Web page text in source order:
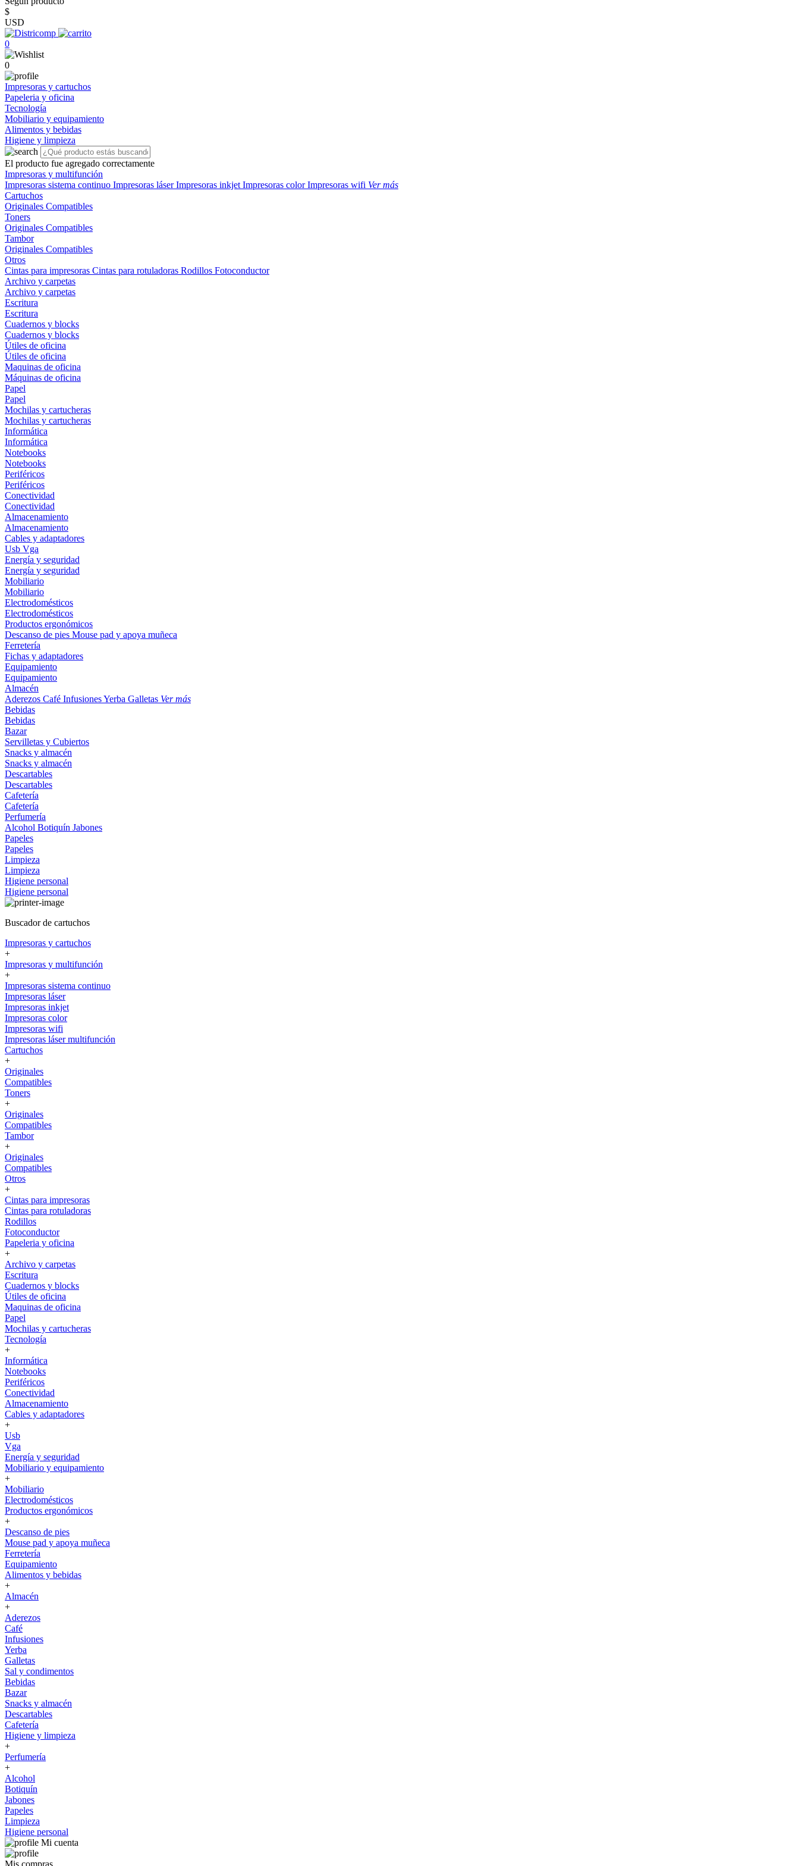
$
USD
0
0
Impresoras y cartuchos
Papeleria y oficina
Tecnología
Mobiliario y equipamiento
Alimentos y bebidas
Higiene y limpieza
El producto fue agregado correctamente
Impresoras y multifunción
Impresoras sistema continuo Impresoras láserImpresoras inkjet Impresoras colorImpresoras wifi Ver más
Cartuchos
Originales Compatibles
Toners
Originales Compatibles
Tambor
Originales Compatibles
Otros
Cintas para impresoras Cintas para rotuladoras Rodillos Fotoconductor
Archivo y carpetas
Archivo y carpetas
Escritura
Escritura
Cuadernos y blocks
Cuadernos y blocks
Útiles de oficina
Útiles de oficina
Maquinas de oficina
Máquinas de oficina
Papel
Papel
Mochilas y cartucheras
Mochilas y cartucheras
Informática
Informática
Notebooks
Notebooks
Periféricos
Periféricos
Conectividad
Conectividad
Almacenamiento
Almacenamiento
Cables y adaptadores
Usb Vga
Energía y seguridad
Energía y seguridad
Mobiliario
Mobiliario
Electrodomésticos
Electrodomésticos
Productos ergonómicos
Descanso de pies Mouse pad y apoya muñeca
Ferretería
Fichas y adaptadores
Equipamiento
Equipamiento
Almacén
Aderezos Café InfusionesYerba Galletas Ver más
Bebidas
Bebidas
Bazar
Servilletas y Cubiertos
Snacks y almacén
Snacks y almacén
Descartables
Descartables
Cafetería
Cafetería
Perfumería
Alcohol Botiquín Jabones
Papeles
Papeles
Limpieza
Limpieza
Higiene personal
Higiene personal
Buscador de cartuchos
Impresoras y cartuchos
+
Impresoras y multifunción
+
Impresoras sistema continuo
Impresoras láser
Impresoras inkjet
Impresoras color
Impresoras wifi
Impresoras láser multifunción
Cartuchos
+
Originales
Compatibles
Toners
+
Originales
Compatibles
Tambor
+
Originales
Compatibles
Otros
+
Cintas para impresoras
Cintas para rotuladoras
Rodillos
Fotoconductor
Papeleria y oficina
+
Archivo y carpetas
Escritura
Cuadernos y blocks
Útiles de oficina
Maquinas de oficina
Papel
Mochilas y cartucheras
Tecnología
+
Informática
Notebooks
Periféricos
Conectividad
Almacenamiento
Cables y adaptadores
+
Usb
Vga
Energía y seguridad
Mobiliario y equipamiento
+
Mobiliario
Electrodomésticos
Productos ergonómicos
+
Descanso de pies
Mouse pad y apoya muñeca
Ferretería
Equipamiento
Alimentos y bebidas
+
Almacén
+
Aderezos
Café
Infusiones
Yerba
Galletas
Sal y condimentos
Bebidas
Bazar
Snacks y almacén
Descartables
Cafetería
Higiene y limpieza
+
Perfumería
+
Alcohol
Botiquín
Jabones
Papeles
Limpieza
Higiene personal
Mi cuenta
Mis compras